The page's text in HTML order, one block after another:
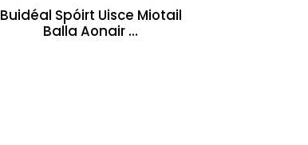
Buidéal Spóirt Uisce Miotail
Balla Aonair ...